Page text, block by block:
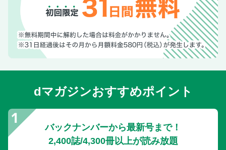
06 ちんすこうをプロファイル
07 ばらまきみやげを爆買い
08 スーパーで調達！食材みやげ
09 アーケード街＆市場を探検！
03 天然ビーチでのんびり過ごす
05 マングローブを冒険
06 世界遺産を訪ねる
07 ガンガラーの谷で秘境探検
dマガジンおすすめポイント
バックナンバーから最新号まで！
2,400誌/4,300冊以上が読み放題